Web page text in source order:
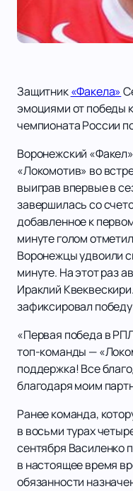
Защитник«Факела»
эмоциями от победы
чемпионата России
Воронежский
«Локомотив» во
выиграв впервые в
завершилась со
добавленное к
минуте голом
Воронежцы удвоили
минуте. На этот раз
Ираклий
зафиксировал
«Первая победа в
топ-команды —
поддержка! Все
благодаря моим
Ранее команда,
в восьми турах
сентября Василенко
в настоящее время
обязанности